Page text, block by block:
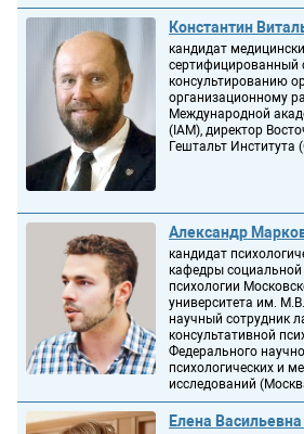
Константин
кандидат
сертифицированный
консультированию
организационному
Международной
(IAM), директор
Гештальт Института
Александр
кандидат
кафедры социальной
психологии
университета им.
научный сотрудник
консультативной
Федерального
психологических и
исследований
Елена